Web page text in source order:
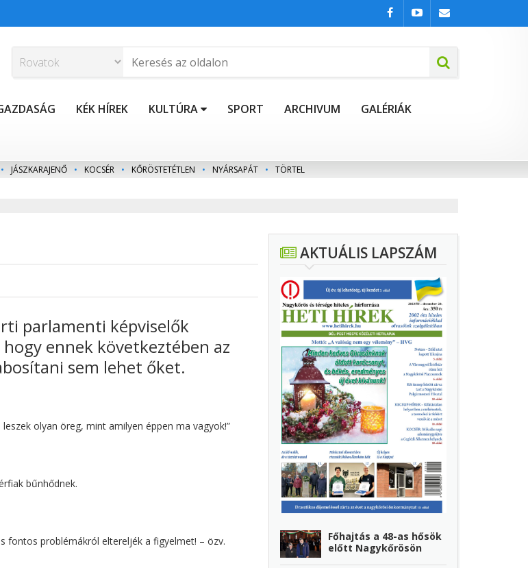
KÉK HÍREK KULTÚRA SPORT ARCHIVUM GALÉRIÁK
• JÁSZKARAJENŐ • KOCSÉR • KŐRÖSTETÉTLEN • NYÁRSAPÁT • TÖRTEL
parlamenti képviselők
ennek következtében az
sem lehet őket.
olyan öreg, mint amilyen éppen ma vagyok!”
bűnhődnek.
fontos problémákról eltereljék a figyelmet! – özv.
AKTUÁLIS LAPSZÁM
Főhajtás a 48-as hősök
előtt Nagykőrösön